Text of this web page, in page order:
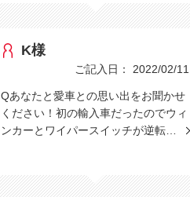
K様
ご記入日： 2022/02/11
Qあなたと愛車との思い出をお聞かせ
ください！初の輸入車だったのでウィ
ンカーとワイパースイッチが逆転…